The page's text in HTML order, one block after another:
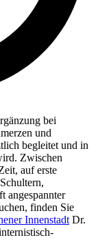
bei
und
begleitet und in
Zwischen
auf erste
angespannter
finden Sie
Innenstadt Dr.